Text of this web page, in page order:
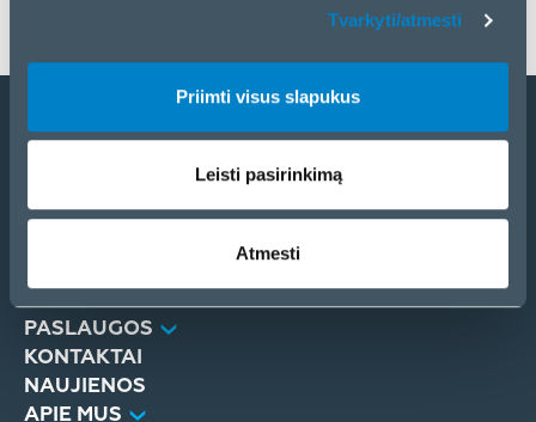
Tvarkyti/atmesti
Priimti visus slapukus
Leisti pasirinkimą
Atmesti
Katalogas
SPRENDIMAI
PASLAUGOS
KONTAKTAI
NAUJIENOS
APIE MUS